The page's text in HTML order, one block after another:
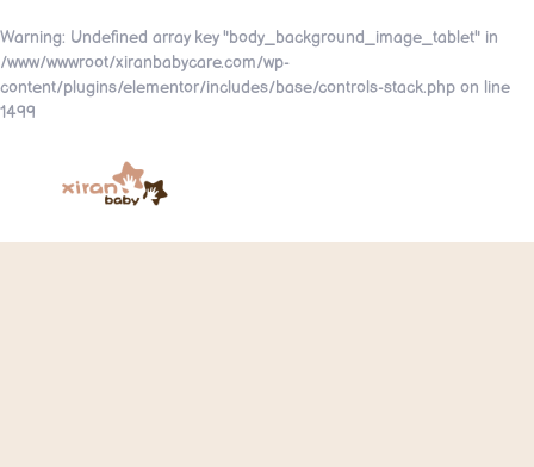
Warning: Undefined array key "body_background_image_tablet" in
/www/wwwroot/xiranbabycare.com/wp-
content/plugins/elementor/includes/base/controls-stack.php on line
1499